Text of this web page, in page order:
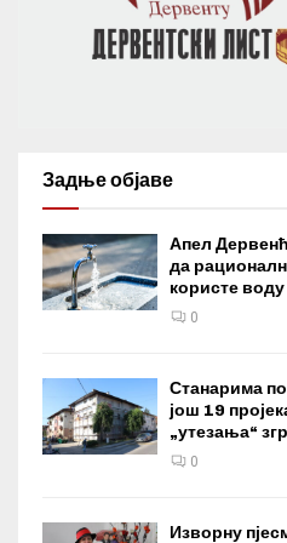
Задње објаве
Апел
да
користе воду
0
Станарима
још 19
„утезања“
0
Изворну